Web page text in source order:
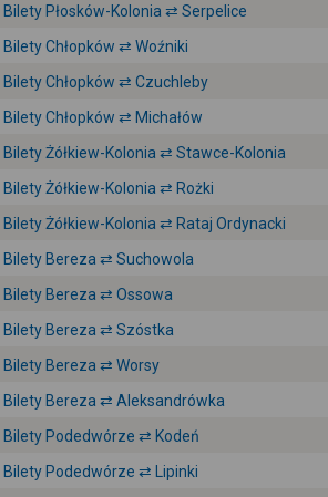
Bilety Płosków-Kolonia ⇄ Serpelice
Bilety Chłopków ⇄ Woźniki
Bilety Chłopków ⇄ Czuchleby
Bilety Chłopków ⇄ Michałów
Bilety Żółkiew-Kolonia ⇄ Stawce-Kolonia
Bilety Żółkiew-Kolonia ⇄ Rożki
Bilety Żółkiew-Kolonia ⇄ Rataj Ordynacki
Bilety Bereza ⇄ Suchowola
Bilety Bereza ⇄ Ossowa
Bilety Bereza ⇄ Szóstka
Bilety Bereza ⇄ Worsy
Bilety Bereza ⇄ Aleksandrówka
Bilety Podedwórze ⇄ Kodeń
Bilety Podedwórze ⇄ Lipinki